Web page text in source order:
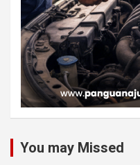
You may Missed